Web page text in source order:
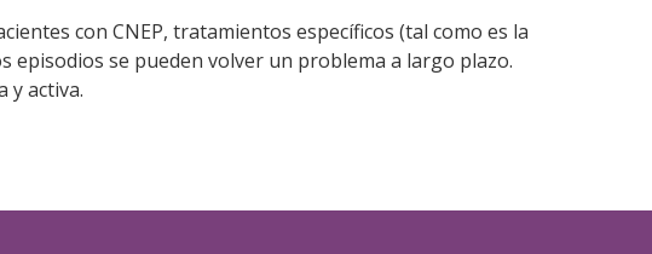
con CNEP, tratamientos específicos (tal como es la
episodios se pueden volver un problema a largo plazo.
y activa.